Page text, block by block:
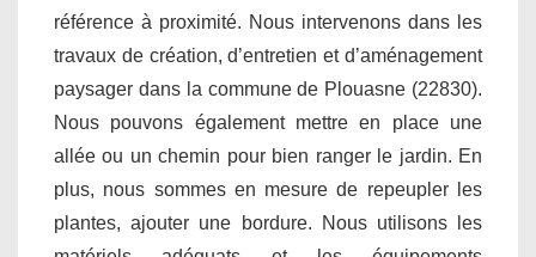
référence à proximité. Nous intervenons dans les
travaux de création, d’entretien et d’aménagement
paysager dans la commune de Plouasne (22830).
Nous pouvons également mettre en place une
allée ou un chemin pour bien ranger le jardin. En
plus, nous sommes en mesure de repeupler les
plantes, ajouter une bordure. Nous utilisons les